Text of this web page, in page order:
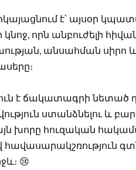
է՝ այսօր
կնոջ, որն անբուժելի
անսահման սիրո
է ճակատագրի նետած
ստանձնելու և բարդ
խորը հուզական
հավասարակշռություն
😢